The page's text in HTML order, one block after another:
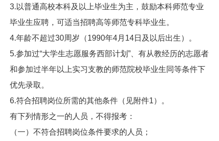
3.以普通高校本科及以上毕业生为主，鼓励本科师范专业
毕业生应聘，可适当招聘高等师范专科毕业生。
4.年龄不超过30周岁（1990年4月14日及以后出生）。
5.参加过“大学生志愿服务西部计划”、有从教经历的志愿者
和参加过半年以上实习支教的师范院校毕业生同等条件下
优先录取。
6.符合招聘岗位所需的其他条件（见附件1）。
有下列情形之一的人员，不得报考：
（一）不符合招聘岗位条件要求的人员；